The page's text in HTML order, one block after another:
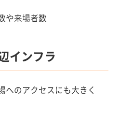
や来場者数
インフラ
へのアクセスにも大きく